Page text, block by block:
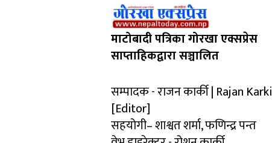
माटोबादी पत्रिका गोरखा एक्सप्रेस
साप्ताहिकद्वारा सञ्चालित
सम्पादक - राजन कार्की | Rajan Karki
[Editor]
सहयोगी– शाश्वत शर्मा, फणिन्द्र पन्त